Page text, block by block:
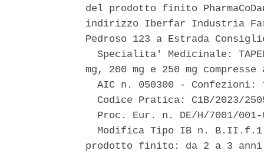
del prodotto finito
indirizzo Iberfar Industria
Pedroso 123 a Estrada
Specialita' Medicinale:
mg, 200 mg e 250 mg
AIC n. 050300 - Confezioni:
Codice Pratica: C1B/2023/
Proc. Eur. n. DE/H/7001/
Modifica Tipo IB n.
prodotto finito: da 2 a 3